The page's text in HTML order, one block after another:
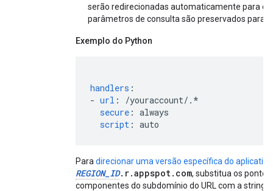
serão redirecionadas automaticamente para o
parâmetros de consulta são preservados para
Exemplo do Python
handlers :
- url :
/youraccount/.*
secure : always
script : auto
Para direcionar uma versão específica do aplicativo
REGION_ID.r.appspot.com, substitua os
componentes do subdomínio do URL com a string "